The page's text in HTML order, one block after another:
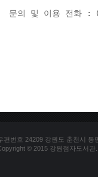
문의 및 이용 전화 :
편번호 24209 강원도 춘천시 동
© 2015 강원점자도서관